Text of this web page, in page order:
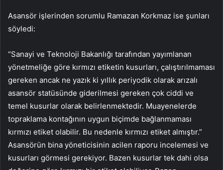
Asansör işlerinden sorumlu Ramazan Korkmaz ise şunları
söyledi:
“Sanayi ve Teknoloji Bakanlığı tarafından yayımlanan
yönetmeliğe göre kırmızı etiketin kusurları, çalıştırılmaması
gereken ancak ne yazık ki yıllık periyodik olarak arızalı
asansör statüsünde giderilmesi gereken çok ciddi ve
temel kusurlar olarak belirlenmektedir. Muayenelerde
topraklama kontağının uygun biçimde bağlanmaması
kırmızı etiket olabilir. Bu nedenle kırmızı etiket almıştır.”
Asansörün bina yöneticisinin acilen raporu incelemesi ve
kusurları görmesi gerekiyor. Bazen kusurlar tek dahi olsa